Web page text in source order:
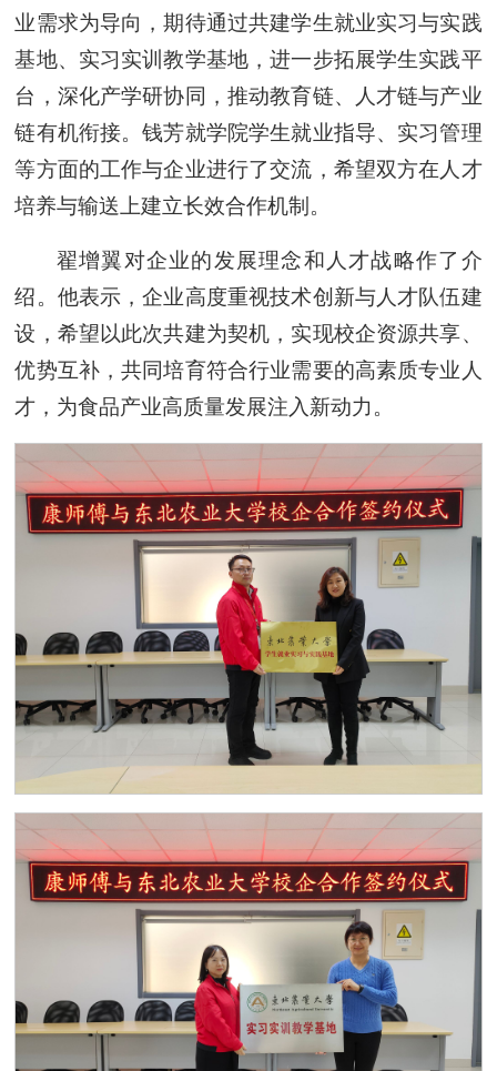
业需求为导向，期待通过共建学生就业实习与实践
基地、实习实训教学基地，进一步拓展学生实践平
台，深化产学研协同，推动教育链、人才链与产业
链有机衔接。钱芳就学院学生就业指导、实习管理
等方面的工作与企业进行了交流，希望双方在人才
培养与输送上建立长效合作机制。
翟增翼对企业的发展理念和人才战略作了介
绍。他表示，企业高度重视技术创新与人才队伍建
设，希望以此次共建为契机，实现校企资源共享、
优势互补，共同培育符合行业需要的高素质专业人
才，为食品产业高质量发展注入新动力。